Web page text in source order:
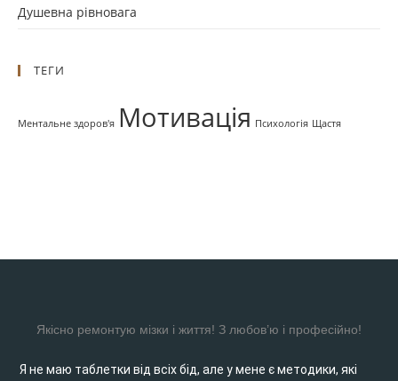
Душевна рівновага
ТЕГИ
Ментальне здоров'я Мотивація Психологія Щастя
Якісно ремонтую мізки і життя! З любов’ю і професійно!
Я не маю таблетки від всіх бід, але у мене є методики, які